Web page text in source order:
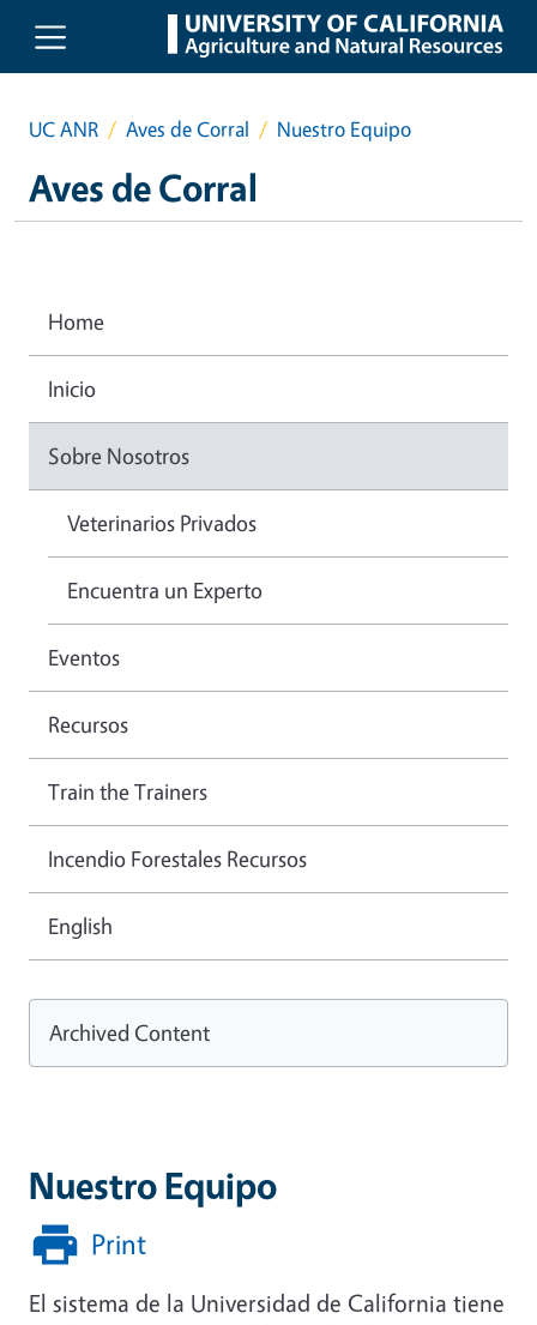
Skip to main content
UC ANR Aves de Corral Nuestro Equipo
Aves de Corral
Nuestro Equipo
Print
El sistema de la Universidad de California tiene
Home
Inicio
Sobre Nosotros
Veterinarios Privados
Encuentra un Experto
Eventos
Recursos
Train the Trainers
Incendio Forestales Recursos
English
Archived Content